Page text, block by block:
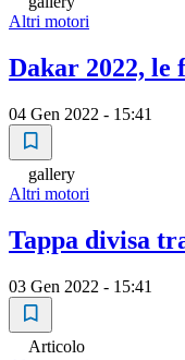
Altri motori
Dakar 2022, le
04 Gen 2022 - 15:41
gallery
Altri motori
Tappa divisa
03 Gen 2022 - 15:41
Articolo